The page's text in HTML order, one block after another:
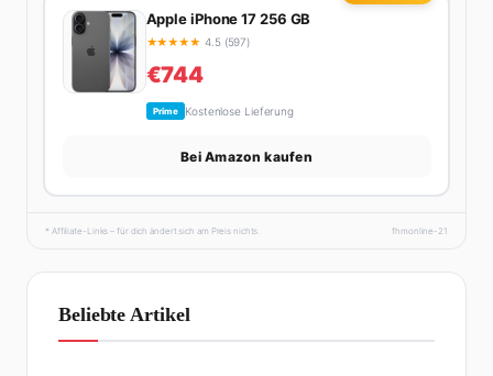
Apple iPhone 17 256 GB
★★★★★ 4.5 (597)
€744
Prime Kostenlose Lieferung
Bei Amazon kaufen
* Affiliate-Links – für dich ändert sich am Preis nichts. fhmonline-21
Beliebte Artikel